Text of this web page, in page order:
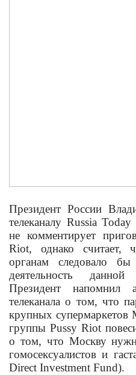
Президент России
телеканалу Russia
не комментирует
Riot, однако считает,
органам следовало
деятельность
Президент напомнил
телеканала о том, что
крупных супермаркетов
группы Pussy Riot
о том, что Москву
гомосексуалистов и
Direct Investment Fund).